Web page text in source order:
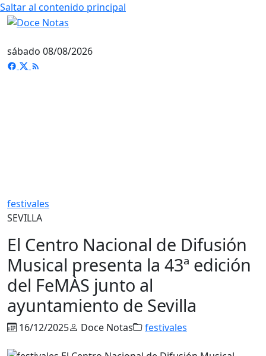
Saltar al contenido principal
sábado 08/08/2026
festivales
SEVILLA
El Centro Nacional de Difusión
Musical presenta la 43ª edición
del FeMÀS junto al
ayuntamiento de Sevilla
16/12/2025 Doce Notas festivales